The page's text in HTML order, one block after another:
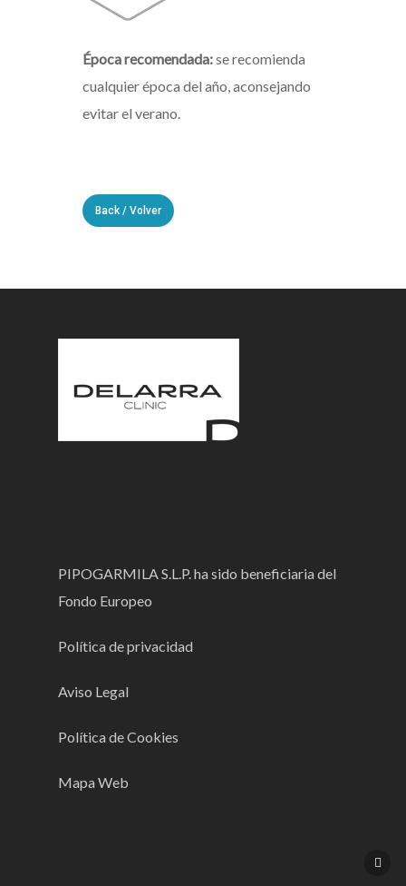
Época recomendada:se recomienda
cualquier época del año, aconsejando
evitar el verano.
Back / Volver
PIPOGARMILA S.L.P. ha sido beneficiaria del
Fondo Europeo
Política de privacidad
Aviso Legal
Política de Cookies
Mapa Web